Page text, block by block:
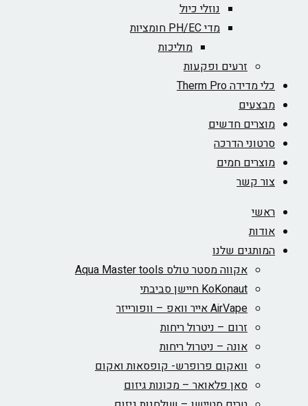
נוזלי כיול
מדי PH/EC חומציות
מוליכות
זרעים ופקעות
כלי מדידה Therm Pro
מבצעים
מוצרים חדשים
סרטוני הדרכה
מוצרים חמים
צור קשר
ראשי
אודות
המותגים שלנו
אקווה מסטר טולס Aqua Master tools
KoKonaut חיישן סביבתי
AirVape אייר וואפ – וופורייזר
זרום – ניטרול ריחות
אונה – ניטרול ריחות
וואקום פרופרש- קופסאות ואקום
סאן פלאואר – מכונות גיזום